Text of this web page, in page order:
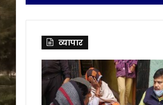
व्यापार